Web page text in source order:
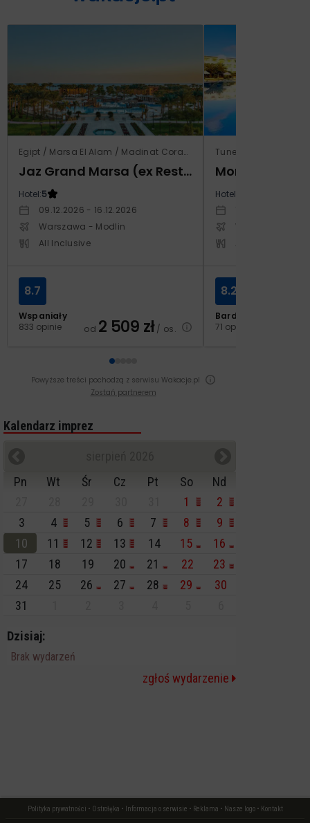
Egipt / Marsa El Alam / Madinat Coraya
Jaz Grand Marsa (ex Resta Grand Resort)
Hotel:5
09.12.2026 - 16.12.2026
Warszawa - Modlin
All Inclusive
Wspaniały
833 opinie
8.7
od 2 509 zł/ os.
Tunezja / Al-
Monarque El
Hotel:
Warszawa -
Bardzo dobry
71 opinii
8.2
Powyższe treści pochodzą z serwisu Wakacje.pl
Zostań partnerem
Kalendarz imprez
Pn
Wt Śr Cz Pt So
Nd
1
2
3
4 5 6 7 8
9
10
11 12 13 14 15
16
17
18 19 20 21 22
23
24
25 26 27 28 29
30
31
Dzisiaj:
Brak wydarzeń
zgłoś wydarzenie
Polityka prywatności • Ostrołęka • Informacja o serwisie • Reklama • Nasze logo• Kontakt